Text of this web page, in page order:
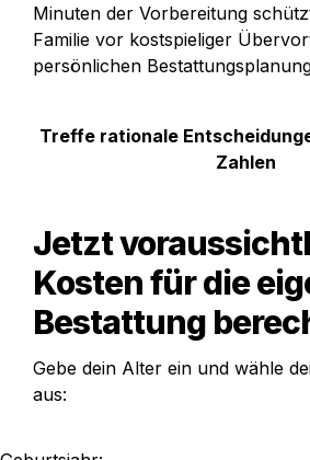
Minuten der Vorbereitung
Familie vor kostspieliger
persönlichen
Treffe rationale
Zahlen
Jetzt
Kosten für die
Bestattung
Gebe dein Alter ein und wähle
aus: